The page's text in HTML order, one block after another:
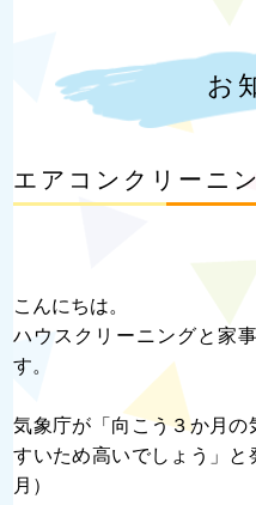
お
エアコンクリーニ
こんにちは。
ハウスクリーニングと家
す。
気象庁が「向こう３か月
すいため高いでしょう」と
月）